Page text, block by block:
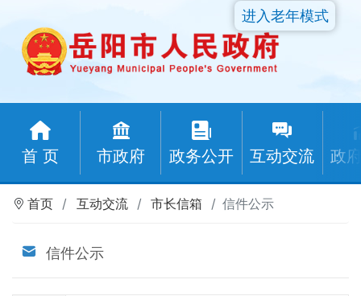
首 页 市政府 政务公开 互动交流 政
进入老年模式
首页 互动交流 市长信箱 信件公示
信件公示